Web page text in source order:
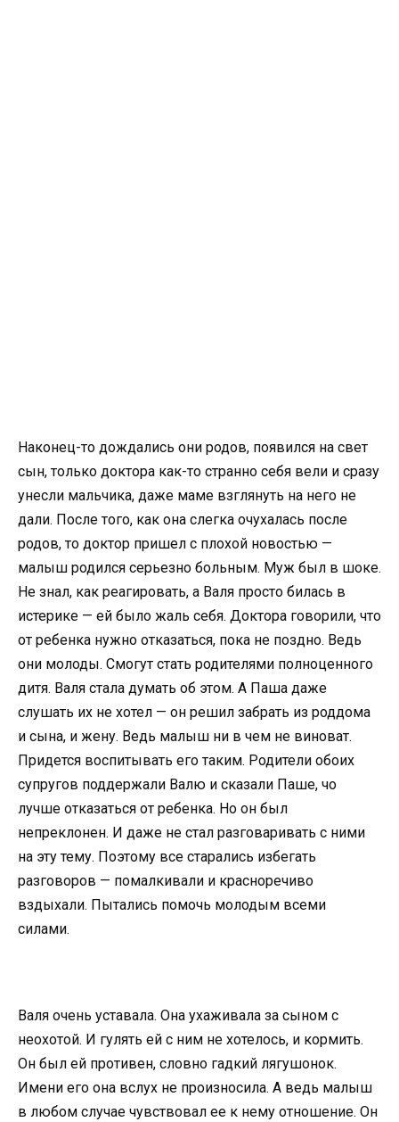
Наконец-то дождались они родов, появился на свет
сын, только доктора как-то странно себя вели и сразу
унесли мальчика, даже маме взглянуть на него не
дали. После того, как она слегка очухалась после
родов, то доктор пришел с плохой новостью —
малыш родился серьезно больным. Муж был в шоке.
Не знал, как реагировать, а Валя просто билась в
истерике — ей было жаль себя. Доктора говорили, что
от ребенка нужно отказаться, пока не поздно. Ведь
они молоды. Смогут стать родителями полноценного
дитя. Валя стала думать об этом. А Паша даже
слушать их не хотел — он решил забрать из роддома
и сына, и жену. Ведь малыш ни в чем не виноват.
Придется воспитывать его таким. Родители обоих
супругов поддержали Валю и сказали Паше, чо
лучше отказаться от ребенка. Но он был
непреклонен. И даже не стал разговаривать с ними
на эту тему. Поэтому все старались избегать
разговоров — помалкивали и красноречиво
вздыхали. Пытались помочь молодым всеми
силами.
Валя очень уставала. Она ухаживала за сыном с
неохотой. И гулять ей с ним не хотелось, и кормить.
Он был ей противен, словно гадкий лягушонок.
Имени его она вслух не произносила. А ведь малыш
в любом случае чувствовал ее к нему отношение. Он